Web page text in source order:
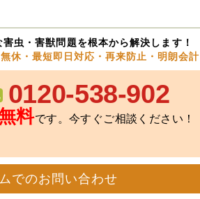
虫・害獣問題を根本から解決します！
休・最短即日対応・再来防止・明朗会計
0120-538-902
料です。今すぐご相談ください！
でのお問い合わせ